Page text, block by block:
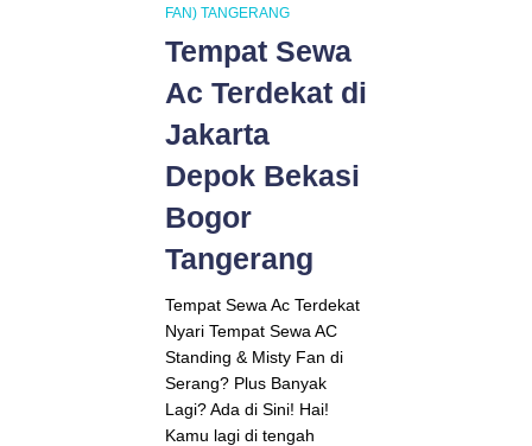
FAN) TANGERANG
Tempat Sewa
Ac Terdekat di
Jakarta
Depok Bekasi
Bogor
Tangerang
Tempat Sewa Ac Terdekat
Nyari Tempat Sewa AC
Standing & Misty Fan di
Serang? Plus Banyak
Lagi? Ada di Sini! Hai!
Kamu lagi di tengah